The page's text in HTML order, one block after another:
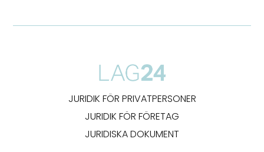
JURIDIK FÖR PRIVATPERSONER
JURIDIK FÖR FÖRETAG
JURIDISKA DOKUMENT